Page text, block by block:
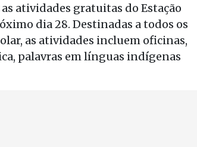
atividades gratuitas do Estação
dia 28. Destinadas a todos os
as atividades incluem oficinas,
palavras em línguas indígenas